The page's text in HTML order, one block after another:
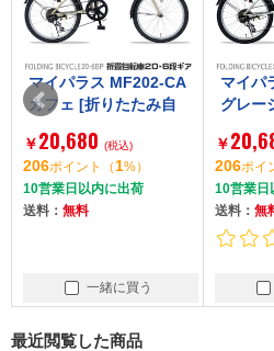
マイパラス MF202-GY
グレージュ [折りたた
段変速)]
￥20,680 (税込)
206ポイント（1
10営業日以内に出荷
送料：無料
一緒に買う
マ
マ
チ
￥
206
10営
送料
最近閲覧した商品